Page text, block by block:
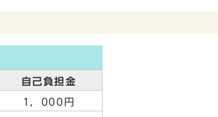
自己負担金
1，000円